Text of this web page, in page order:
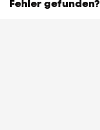
Fehler gefunden?